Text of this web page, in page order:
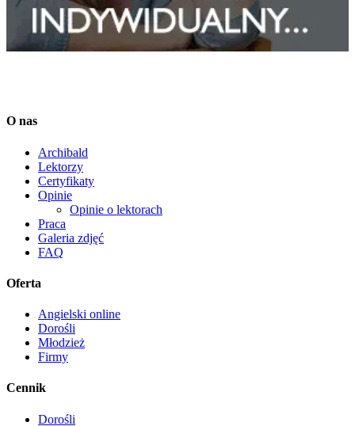
O nas
Archibald
Lektorzy
Certyfikaty
Opinie
Opinie o lektorach
Praca
Galeria zdjęć
FAQ
Oferta
Angielski online
Dorośli
Młodzież
Firmy
Cennik
Dorośli